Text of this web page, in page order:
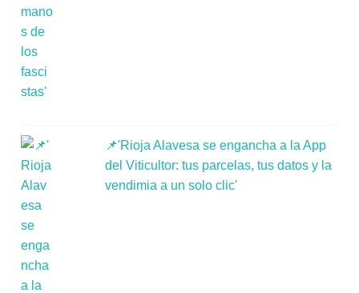
📌'Rioja Alavesa se engancha a la App
del Viticultor: tus parcelas, tus datos y la
vendimia a un solo clic'